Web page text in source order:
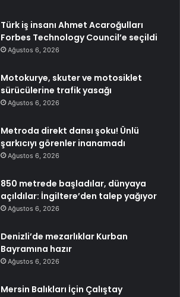
Türk iş insanı Ahmet Acaroğulları
Forbes Technology Council’e seçildi
Ağustos 6, 2026
Motokurye, skuter ve motosiklet
sürücülerine trafik yasağı
Ağustos 6, 2026
Metroda direkt dansı şoku! Ünlü
şarkıcıyı görenler inanamadı
Ağustos 6, 2026
850 metrede başladılar, dünyaya
açıldılar: İngiltere’den talep yağıyor
Ağustos 6, 2026
Denizli’de mezarlıklar Kurban
Bayramına hazır
Ağustos 6, 2026
Mersin Balıkları İçin Çalıştay